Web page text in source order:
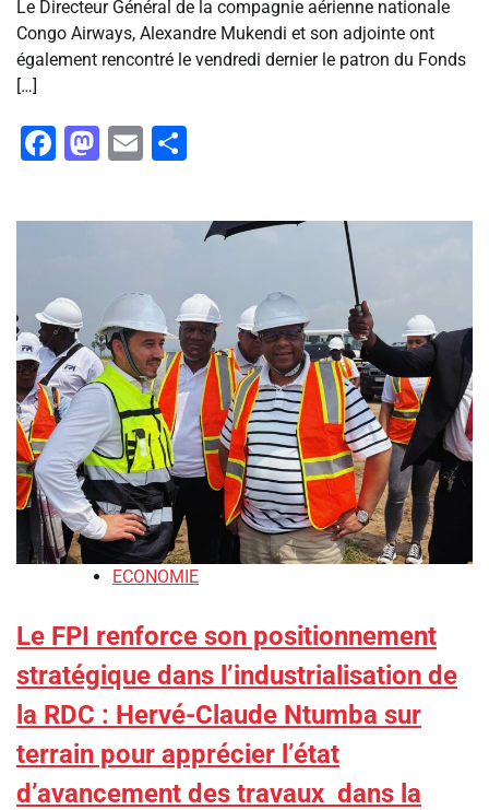
Le Directeur Général de la compagnie aérienne nationale
Congo Airways, Alexandre Mukendi et son adjointe ont
également rencontré le vendredi dernier le patron du Fonds
[…]
Facebook
Mastodon
Email
ECONOMIE
Le FPI renforce son positionnement
stratégique dans l’industrialisation de
la RDC : Hervé-Claude Ntumba sur
terrain pour apprécier l’état
d’avancement des travaux dans la